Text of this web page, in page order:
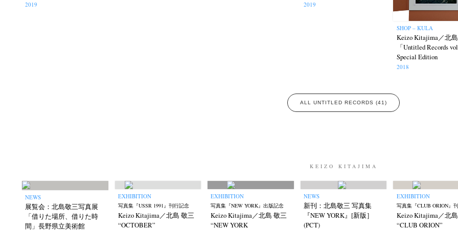
2019 2019
SHOP – KULA
Keizo Kitajima／北
「Untitled Records
Special Edition
2018
ALL UNTITLED RECORDS (41)
KEIZO KITAJIMA
NEWS
展覧会：北島敬三写真展
「借りた場所、借りた時
間」長野県立美術館
EXHIBITION
写真集『USSR 1991』刊行記念
Keizo Kitajima／北島 敬三
“OCTOBER”
EXHIBITION
写真集『NEW YORK』出版記念
Keizo Kitajima／北島 敬三
“NEW YORK
NEWS
新刊：北島敬三 写真集
『NEW YORK』[新版］
(PCT)
EXHIBITION
写真集『CLUB ORION』
Keizo Kitajima／北
“CLUB ORION”